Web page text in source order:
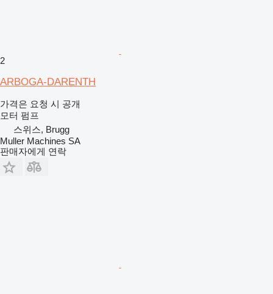
2
ARBOGA-DARENTH
가격은 요청 시 공개
모터 펌프
스위스, Brugg
Muller Machines SA
판매자에게 연락